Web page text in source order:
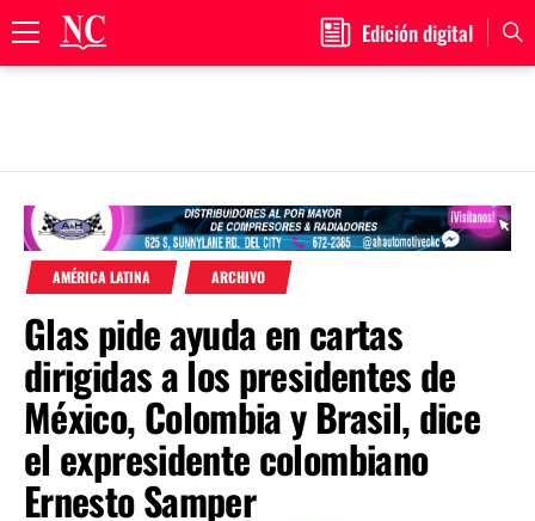
content
Edición digital
AMÉRICA LATINA ARCHIVO
Glas pide ayuda en cartas
dirigidas a los presidentes de
México, Colombia y Brasil, dice
el expresidente colombiano
Ernesto Samper